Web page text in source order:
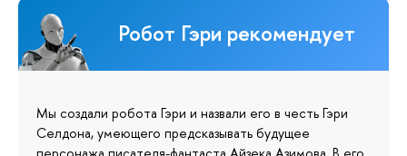
Робот Гэри рекомендует
Мы создали робота Гэри и назвали его в честь Гэри
Селдона, умеющего предсказывать будущее